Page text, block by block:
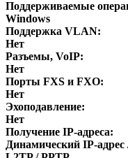
Поддерживаемые
Windows
Поддержка VLAN:
Нет
Разъемы, VoIP:
Нет
Порты FXS и FXO:
Нет
Эхоподавление:
Нет
Получение IP-адреса:
Динамический IP-адрес